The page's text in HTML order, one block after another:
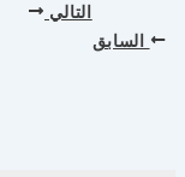
السابق
التالي